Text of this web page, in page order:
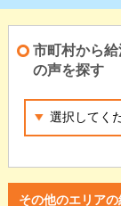
市町村から
の声を探す
その他のエリア